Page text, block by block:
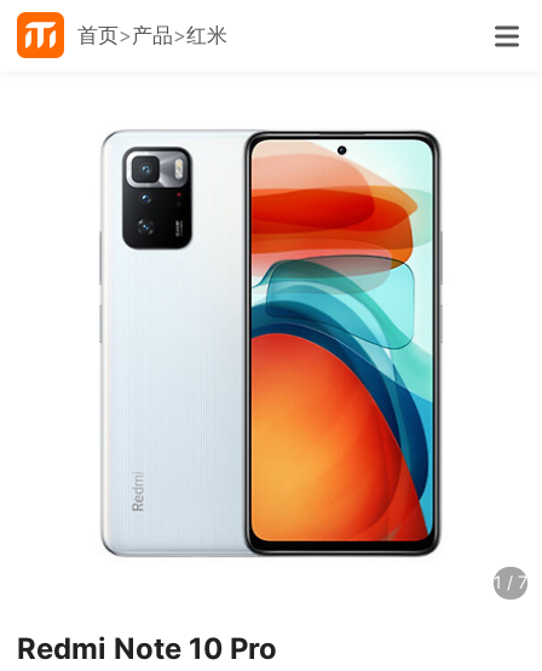
首页 产品 红米
1 / 7
Redmi Note 10 Pro